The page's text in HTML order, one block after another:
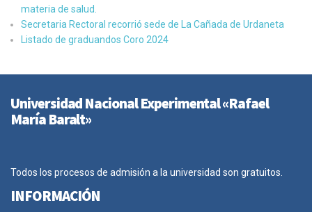
materia de salud.
Secretaria Rectoral recorrió sede de La Cañada de Urdaneta
Listado de graduandos Coro 2024
Universidad Nacional Experimental «Rafael
María Baralt»
Todos los procesos de admisión a la universidad son gratuitos.
INFORMACIÓN